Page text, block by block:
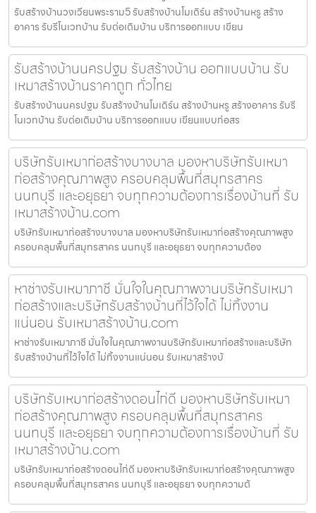
รับสร้างบ้านวงเวียนพระราม5 รับสร้างบ้านโมเดิร์น สร้างบ้านหรู สร้าง
อาคาร รับรีโนเวทบ้าน รับต่อเติมบ้าน บริการออกแบบ เขียน
รับสร้างบ้านนครปฐม รับสร้างบ้าน ออกแบบบ้าน รับ
เหมาสร้างบ้านราคาถูก ทั่วไทย
รับสร้างบ้านนครปฐม รับสร้างบ้านโมเดิร์น สร้างบ้านหรู สร้างอาคาร รับรี
โนเวทบ้าน รับต่อเติมบ้าน บริการออกแบบ เขียนแบบก่อสร
บริษัทรับเหมาก่อสร้างบางบาล มองหาบริษัทรับเหมา
ก่อสร้างคุณภาพสูง ครอบคลุมพื้นที่สมุทรสาคร
นนทบุรี และอยุธยา จบทุกความต้องการเรื่องบ้านที่ รับ
เหมาสร้างบ้าน.com
บริษัทรับเหมาก่อสร้างบางบาล มองหาบริษัทรับเหมาก่อสร้างคุณภาพสูง
ครอบคลุมพื้นที่สมุทรสาคร นนทบุรี และอยุธยา จบทุกความต้อง
หาช่างรับเหมาภาชี มั่นใจในคุณภาพงานบริษัทรับเหมา
ก่อสร้างและบริษัทรับสร้างบ้านที่ไว้ใจได้ ไม่ทิ้งงาน
แน่นอน รับเหมาสร้างบ้าน.com
หาช่างรับเหมาภาชี มั่นใจในคุณภาพงานบริษัทรับเหมาก่อสร้างและบริษัท
รับสร้างบ้านที่ไว้ใจได้ ไม่ทิ้งงานแน่นอน รับเหมาสร้างบ้
บริษัทรับเหมาก่อสร้างดอนไก่ดี มองหาบริษัทรับเหมา
ก่อสร้างคุณภาพสูง ครอบคลุมพื้นที่สมุทรสาคร
นนทบุรี และอยุธยา จบทุกความต้องการเรื่องบ้านที่ รับ
เหมาสร้างบ้าน.com
บริษัทรับเหมาก่อสร้างดอนไก่ดี มองหาบริษัทรับเหมาก่อสร้างคุณภาพสูง
ครอบคลุมพื้นที่สมุทรสาคร นนทบุรี และอยุธยา จบทุกความต้